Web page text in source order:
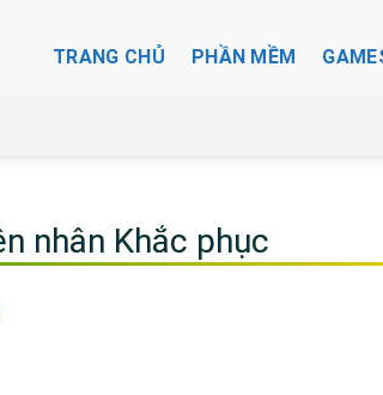
TRANG CHỦ PHẦN MỀM
nhân Khắc phục